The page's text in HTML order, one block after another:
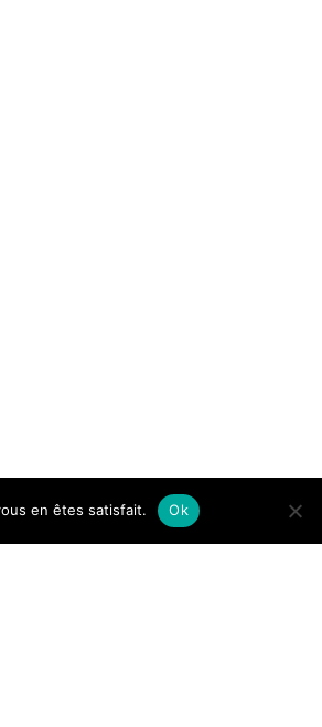
en êtes satisfait. Ok